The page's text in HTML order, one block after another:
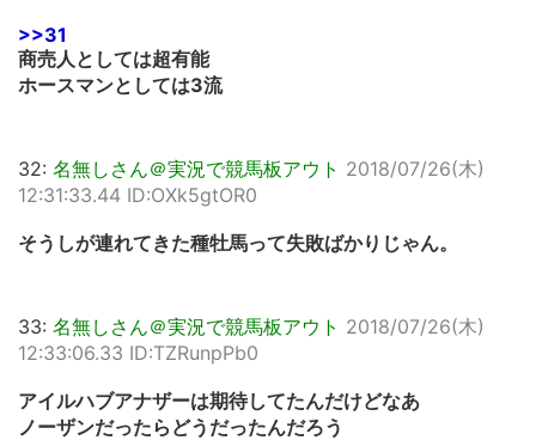
>>31
商売人としては超有能
ホースマンとしては3流
32: 名無しさん＠実況で競馬板アウト 2018/07/26(木)
12:31:33.44 ID:OXk5gtOR0
そうしが連れてきた種牡馬って失敗ばかりじゃん。
33: 名無しさん＠実況で競馬板アウト 2018/07/26(木)
12:33:06.33 ID:TZRunpPb0
アイルハブアナザーは期待してたんだけどなあ
ノーザンだったらどうだったんだろう